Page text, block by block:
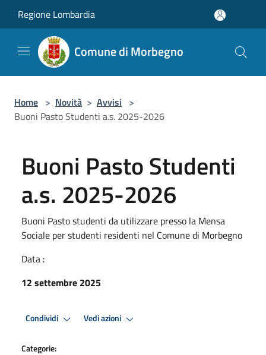
Regione Lombardia
Comune di Morbegno
Home > Novità > Avvisi >
Buoni Pasto Studenti a.s. 2025-2026
Buoni Pasto Studenti
a.s. 2025-2026
Buoni Pasto studenti da utilizzare presso la Mensa
Sociale per studenti residenti nel Comune di Morbegno
Data :
12 settembre 2025
Condividi Vedi azioni
Categorie: